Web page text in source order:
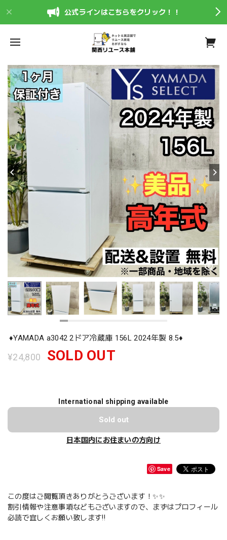
公式ラインはこちらをクリック！！
♦️YAMADA a3042 2ドア冷蔵庫 156L 2024年製 8.5♦️
¥24,800 SOLD OUT
International shipping available
Sold out
日本国内にお住まいの方向け
Save
この度はご閲覧頂きありがとうございます！✨✨
割引情報や注意事項などもございますので、まずはプロフィール
必読で宜しくお願い致します‼️